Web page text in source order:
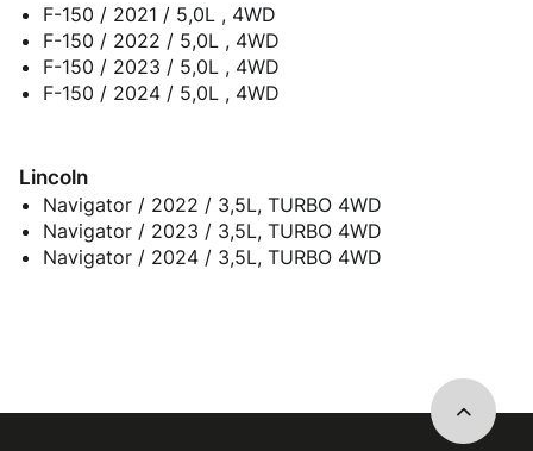
F-150 / 2021 / 5,0L , 4WD
F-150 / 2022 / 5,0L , 4WD
F-150 / 2023 / 5,0L , 4WD
F-150 / 2024 / 5,0L , 4WD
Lincoln
Navigator / 2022 / 3,5L, TURBO 4WD
Navigator / 2023 / 3,5L, TURBO 4WD
Navigator / 2024 / 3,5L, TURBO 4WD